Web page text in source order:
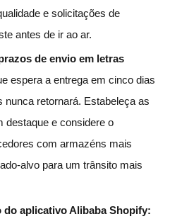
e solicitações de
antes de ir ao ar.
de envio em letras
espera a entrega em cinco dias
nunca retornará. Estabeleça as
destaque e considere o
com armazéns mais
alvo para um trânsito mais
do aplicativo Alibaba Shopify: